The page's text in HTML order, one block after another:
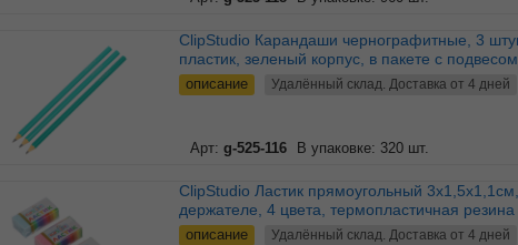
ClipStudio Карандаши чернографитные, 3 штуки,
пластик, зеленый корпус, в пакете с подвесом
описание Удалённый склад. Доставка от 4 дней
Арт: g-525-116 В упаковке: 320 шт.
ClipStudio Ластик прямоугольный 3x1,5x1,1см, в картон.
держателе, 4 цвета, термопластичная резина
описание Удалённый склад. Доставка от 4 дней